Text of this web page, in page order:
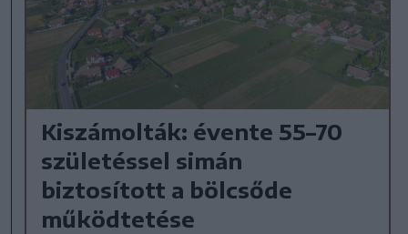
Kiszámolták: évente 55–70
születéssel simán
biztosított a bölcsőde
működtetése